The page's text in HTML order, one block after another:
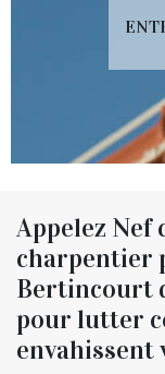
Appelez
charpentier
Bertincourt
pour lutter
envahissent